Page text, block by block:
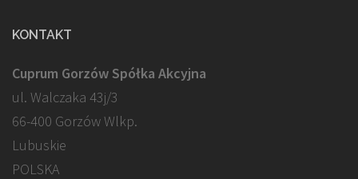
KONTAKT
Cuprum Gorzów Spółka Akcyjna
ul. Walczaka 43j/3
66-400 Gorzów Wlkp.
Lubuskie
POLSKA